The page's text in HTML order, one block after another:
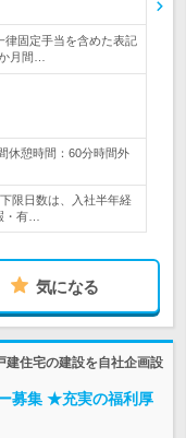
律固定手当を含めた表記
月間…
休憩時間：60分時間外
限日数は、入社半年経
・有…
気になる
建住宅の建設を自社企画設
募集 ★充実の福利厚